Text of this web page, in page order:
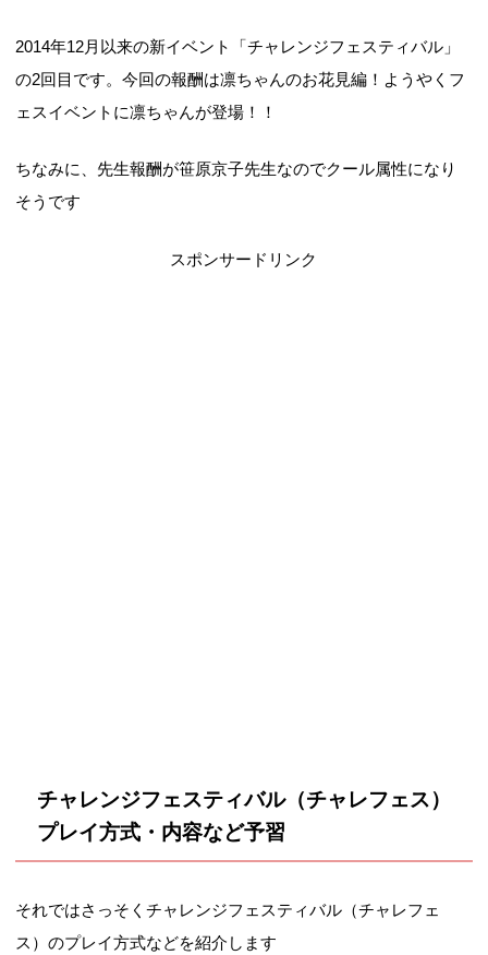
2014年12月以来の新イベント「チャレンジフェスティバル」
の2回目です。今回の報酬は凛ちゃんのお花見編！ようやくフ
ェスイベントに凛ちゃんが登場！！
ちなみに、先生報酬が笹原京子先生なのでクール属性になり
そうです
スポンサードリンク
チャレンジフェスティバル（チャレフェス）
プレイ方式・内容など予習
それではさっそくチャレンジフェスティバル（チャレフェ
ス）のプレイ方式などを紹介します